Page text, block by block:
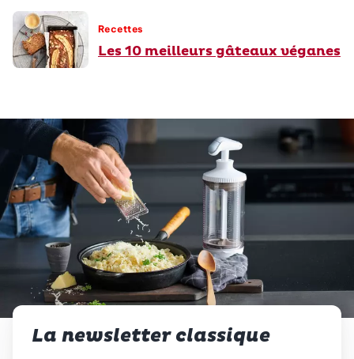
Recettes
Les 10 meilleurs gâteaux véganes
La newsletter classique